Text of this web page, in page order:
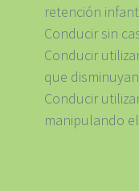
retención
Conducir sin
Conducir
que
Conducir
manipulando